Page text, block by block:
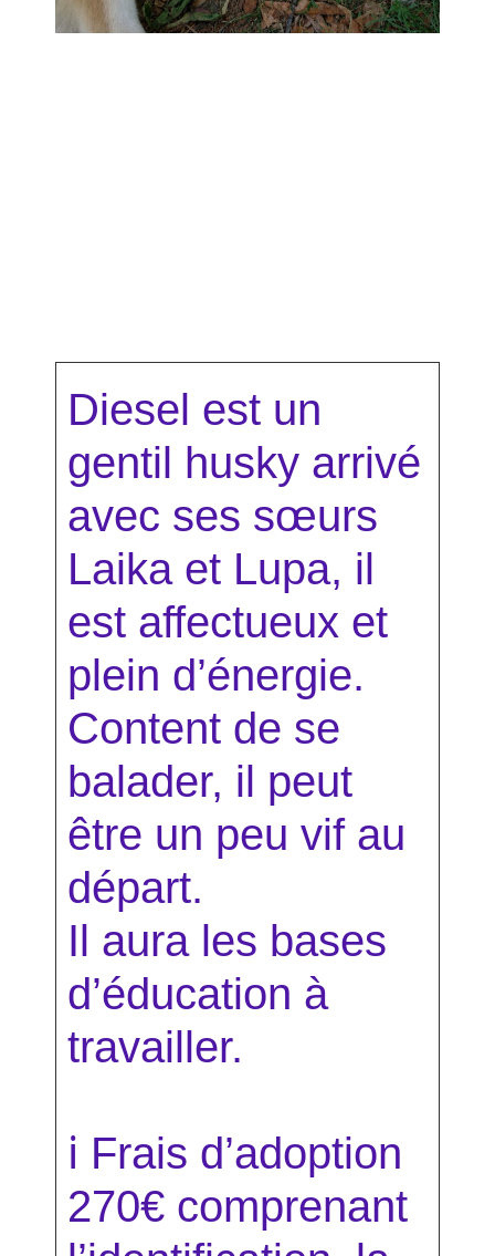
Diesel est un
gentil husky arrivé
avec ses sœurs
Laika et Lupa, il
est affectueux et
plein d’énergie.
Content de se
balader, il peut
être un peu vif au
départ.
Il aura les bases
d’éducation à
travailler.
ℹ Frais d’adoption
270€ comprenant